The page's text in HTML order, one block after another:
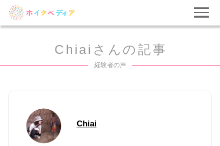
Chiaiさんの記事
経験者の声
Chiai